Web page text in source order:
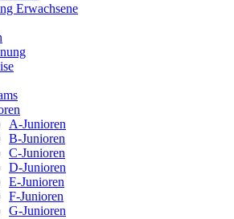
Erwachsene
A-Junioren
B-Junioren
C-Junioren
D-Junioren
E-Junioren
F-Junioren
G-Junioren